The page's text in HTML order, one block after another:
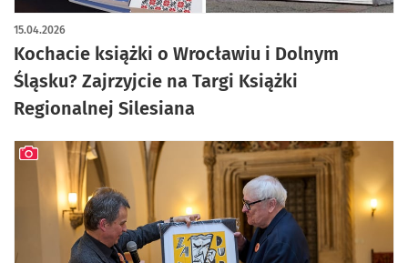
Kochacie książki o Wrocławiu i Dolnym
Śląsku? Zajrzyjcie na Targi Książki
Regionalnej Silesiana
15.04.2026